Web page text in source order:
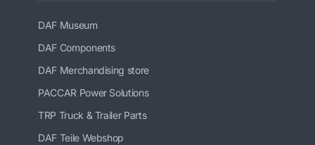
DAF Museum
DAF Components
DAF Merchandising store
PACCAR Power Solutions
TRP Truck & Trailer Parts
DAF Teile Webshop